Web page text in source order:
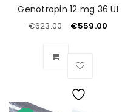
Genotropin 12 mg 36 UI
€623.00 €559.00